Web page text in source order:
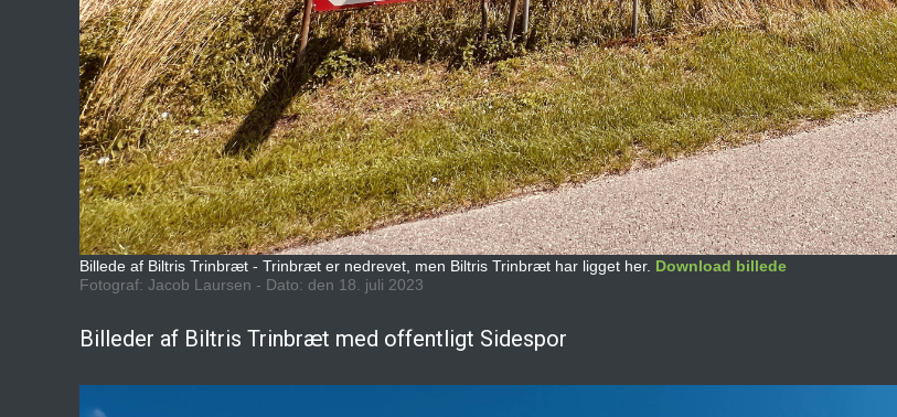
Billede af Biltris Trinbræt - Trinbræt er nedrevet, men Biltris Trinbræt har ligget her. Download billede
Fotograf: Jacob Laursen - Dato: den 18. juli 2023
Billeder af Biltris Trinbræt med offentligt Sidespor